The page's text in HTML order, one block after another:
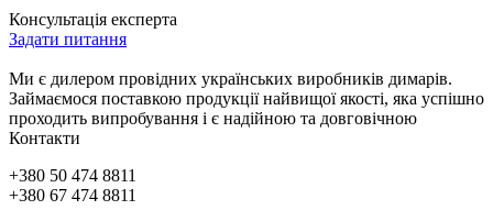
Консультація експерта
Задати питання
Ми є дилером провідних українських виробників димарів.
Займаємося поставкою продукції найвищої якості, яка успішно
проходить випробування і є надійною та довговічною
Контакти
+380 50 474 8811
+380 67 474 8811